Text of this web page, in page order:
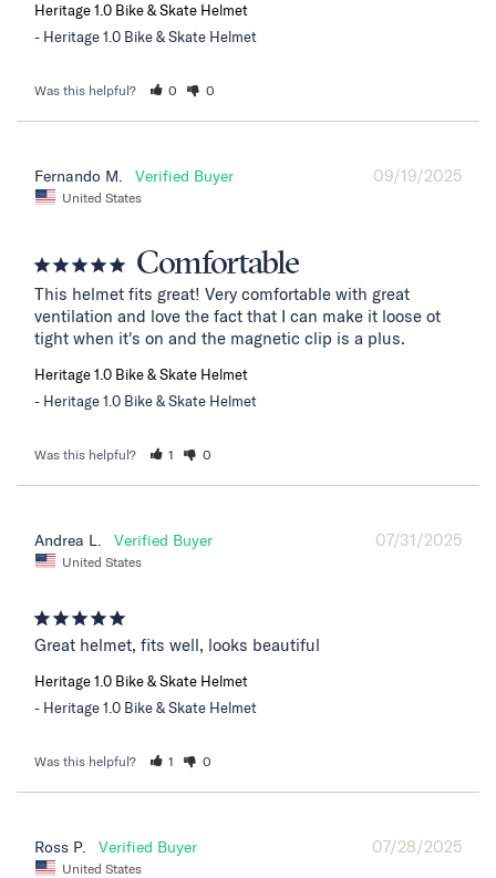
Heritage 1.0 Bike & Skate Helmet
Heritage 1.0 Bike & Skate Helmet
Was this helpful? 0 0
09/19/2025
Fernando M.
United States
Comfortable
This helmet fits great! Very comfortable with great
ventilation and love the fact that I can make it loose ot
tight when it's on and the magnetic clip is a plus.
Heritage 1.0 Bike & Skate Helmet
Heritage 1.0 Bike & Skate Helmet
Was this helpful? 1 0
07/31/2025
Andrea L.
United States
Great helmet, fits well, looks beautiful
Heritage 1.0 Bike & Skate Helmet
Heritage 1.0 Bike & Skate Helmet
Was this helpful? 1 0
07/28/2025
Ross P.
United States